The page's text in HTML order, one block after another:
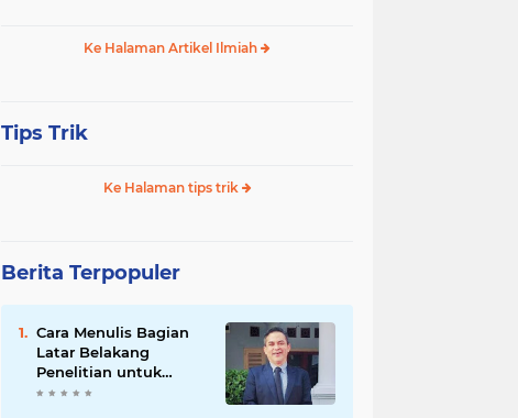
Ke Halaman Artikel Ilmiah
Tips Trik
Ke Halaman tips trik
Berita Terpopuler
Cara Menulis Bagian
Latar Belakang
Penelitian untuk
Proposal Skripsi